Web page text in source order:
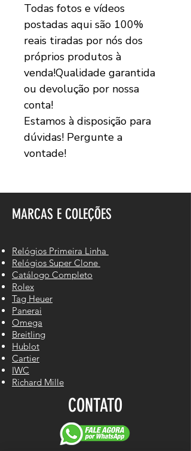
Todas fotos e vídeos
postadas aqui são 100%
reais tiradas por nós dos
próprios produtos à
venda!Qualidade garantida
ou devolução por nossa
conta!
Estamos à disposição para
dúvidas! Pergunte a
vontade!
MARCAS E COLEÇÕES
Relógios Primeira Linha
Relógios Super Clone
Catálogo Completo
Rolex
Tag Heuer
Panerai
Omega
Breitling
Hublot
Cartier
IWC
Richard Mille
CONTATO